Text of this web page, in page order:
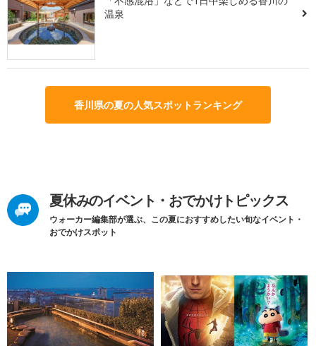
温泉
香川県の夏の人気スポットランキング
夏休みのイベント・おでかけトピックス
ウォーカー編集部が選ぶ、この夏におすすめしたい旬なイベント・
おでかけスポット